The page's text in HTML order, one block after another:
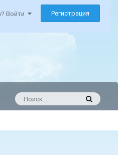
Войти Регистрация